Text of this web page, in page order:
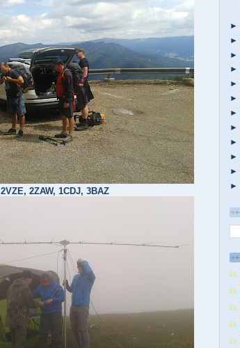
2VZE, 2ZAW, 1CDJ, 3BAZ
►
►
►
►
►
►
►
►
►
►
►
►